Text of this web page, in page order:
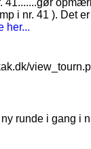
i nr. 41 ). Det
her...
runde i gang i